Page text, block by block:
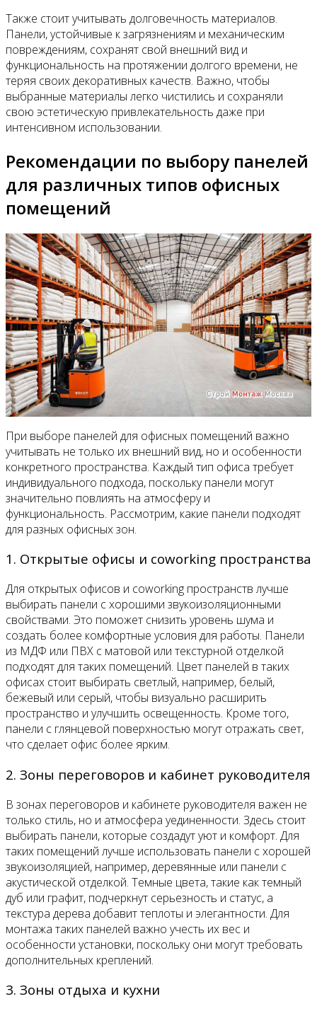
Также стоит учитывать долговечность материалов.
Панели, устойчивые к загрязнениям и механическим
повреждениям, сохранят свой внешний вид и
функциональность на протяжении долгого времени, не
теряя своих декоративных качеств. Важно, чтобы
выбранные материалы легко чистились и сохраняли
свою эстетическую привлекательность даже при
интенсивном использовании.
Рекомендации по выбору панелей
для различных типов офисных
помещений
При выборе панелей для офисных помещений важно
учитывать не только их внешний вид, но и особенности
конкретного пространства. Каждый тип офиса требует
индивидуального подхода, поскольку панели могут
значительно повлиять на атмосферу и
функциональность. Рассмотрим, какие панели подходят
для разных офисных зон.
1. Открытые офисы и coworking пространства
Для открытых офисов и coworking пространств лучше
выбирать панели с хорошими звукоизоляционными
свойствами. Это поможет снизить уровень шума и
создать более комфортные условия для работы. Панели
из МДФ или ПВХ с матовой или текстурной отделкой
подходят для таких помещений. Цвет панелей в таких
офисах стоит выбирать светлый, например, белый,
бежевый или серый, чтобы визуально расширить
пространство и улучшить освещенность. Кроме того,
панели с глянцевой поверхностью могут отражать свет,
что сделает офис более ярким.
2. Зоны переговоров и кабинет руководителя
В зонах переговоров и кабинете руководителя важен не
только стиль, но и атмосфера уединенности. Здесь стоит
выбирать панели, которые создадут уют и комфорт. Для
таких помещений лучше использовать панели с хорошей
звукоизоляцией, например, деревянные или панели с
акустической отделкой. Темные цвета, такие как темный
дуб или графит, подчеркнут серьезность и статус, а
текстура дерева добавит теплоты и элегантности. Для
монтажа таких панелей важно учесть их вес и
особенности установки, поскольку они могут требовать
дополнительных креплений.
3. Зоны отдыха и кухни